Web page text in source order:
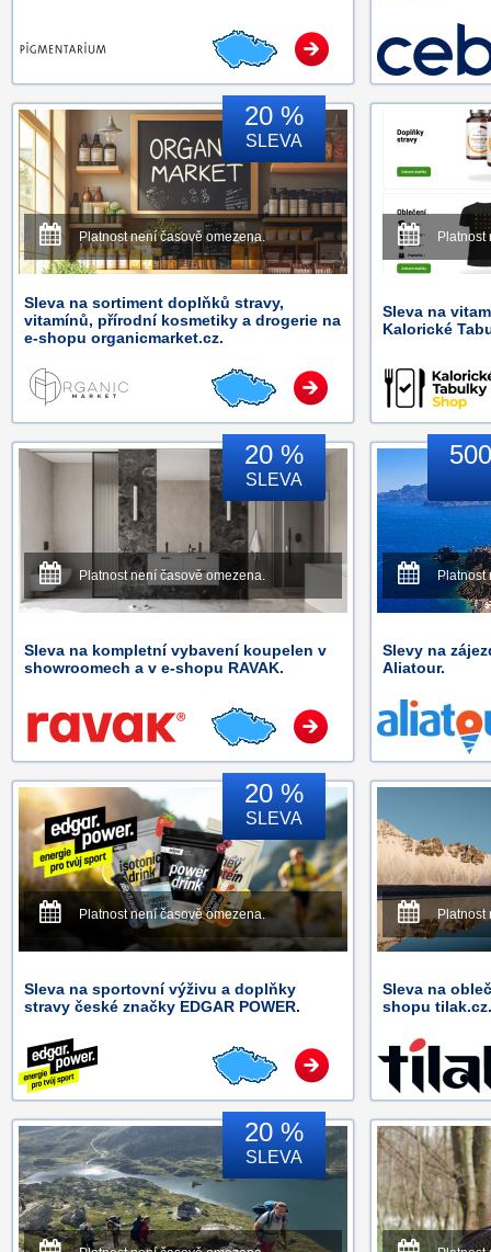
20 %
SLEVA
Platnost není časově omezena.
Sleva na sortiment doplňků stravy,
vitamínů, přírodní kosmetiky a drogerie na
e-shopu organicmarket.cz.
Platnost
Sleva na
Kalorické
20 %
SLEVA
Platnost není časově omezena.
Sleva na kompletní vybavení koupelen v
showroomech a v e-shopu RAVAK.
Platnost
Slevy na
Aliatour.
20 %
SLEVA
Platnost není časově omezena.
Sleva na sportovní výživu a doplňky
stravy české značky EDGAR POWER.
Platnost
Sleva na
shopu tilak.cz.
20 %
SLEVA